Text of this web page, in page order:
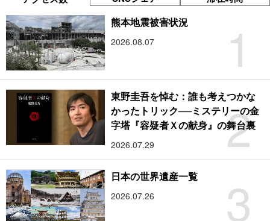
1
熊本地震被害状況
2026.08.07
2
東野圭吾を悼む：誰も考えつかな
かったトリック──ミステリーの金
字塔『容疑者Ｘの献身』の舞台裏
2026.07.29
3
日本の世界遺産一覧
2026.07.26